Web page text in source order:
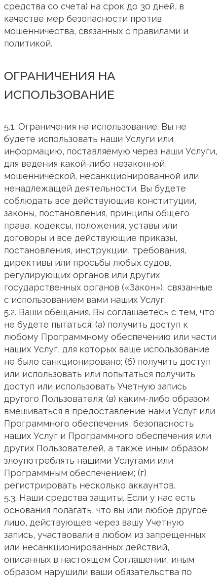
средства со счета) на срок до 30 дней, в
качестве мер безопасности против
мошенничества, связанных с правилами и
политикой.
ОГРАНИЧЕНИЯ НА
ИСПОЛЬЗОВАНИЕ
5.1. Ограничения на использование. Вы не
будете использовать наши Услуги или
информацию, поставляемую через наши Услуги,
для ведения какой-либо незаконной,
мошеннической, несанкционированной или
ненадлежащей деятельности. Вы будете
соблюдать все действующие конституции,
законы, постановления, принципы общего
права, кодексы, положения, уставы или
договоры и все действующие приказы,
постановления, инструкции, требования,
директивы или просьбы любых судов,
регулирующих органов или других
государственных органов («Закон»), связанные
с использованием вами наших Услуг.
5.2. Ваши обещания. Вы соглашаетесь с тем, что
не будете пытаться: (a) получить доступ к
любому Программному обеспечению или части
наших Услуг, для которых ваше использование
не было санкционировано; (б) получить доступ
или использовать или попытаться получить
доступ или использовать Учетную запись
другого Пользователя; (в) каким-либо образом
вмешиваться в предоставление нами Услуг или
Программного обеспечения, безопасность
наших Услуг и Программного обеспечения или
других Пользователей, а также иным образом
злоупотреблять нашими Услугами или
Программным обеспечением; (г)
регистрировать несколько аккаунтов.
5.3. Наши средства защиты. Если у нас есть
основания полагать, что вы или любое другое
лицо, действующее через вашу Учетную
запись, участвовали в любом из запрещенных
или несанкционированных действий,
описанных в настоящем Соглашении, иным
образом нарушили ваши обязательства по